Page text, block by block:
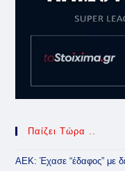
Παίζει Τώρα ..
ΑΕΚ: Έχασε “έδαφος” με